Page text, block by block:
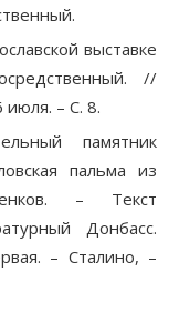
выставке
//
– С. 8.
памятник
пальма из
– Текст
Донбасс.
– Сталино, –